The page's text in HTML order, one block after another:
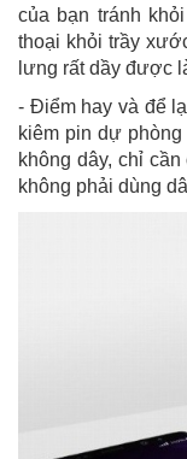
của bạn tránh
thoại khỏi trầy
lưng rất dầy được
- Điểm hay và để
kiêm pin dự
không dây, chỉ
không phải dùng